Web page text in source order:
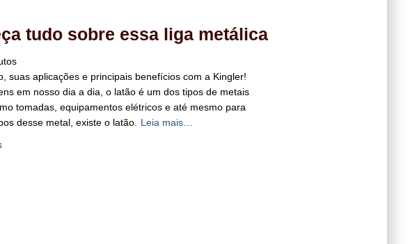
tudo sobre essa liga metálica
suas aplicações e principais benefícios com a Kingler!
em nosso dia a dia, o latão é um dos tipos de metais
tomadas, equipamentos elétricos e até mesmo para
desse metal, existe o latão.
Leia mais…